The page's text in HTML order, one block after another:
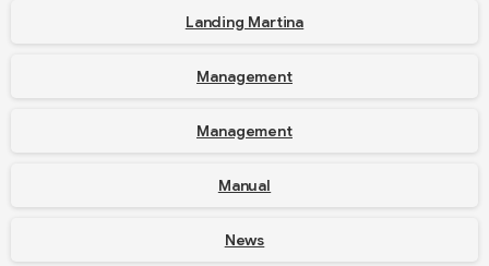
Landing Martina
Management
Management
Manual
News